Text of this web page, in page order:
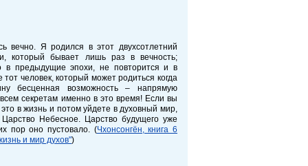
вечно. Я родился в этот двухсотлетний
который бывает лишь раз в вечность;
в предыдущие эпохи, не повторится и в
человек, который может родиться когда
бесценная возможность – напрямую
секретам именно в это время! Если вы
в жизнь и потом уйдете в духовный мир,
Небесное. Царство будущего уже
пор оно пустовало. (Чхонсонгён, книга 6
и мир духов")